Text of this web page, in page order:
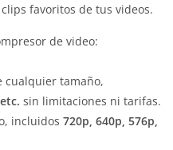
favoritos de tus videos.
de video:
cualquier tamaño,
sin limitaciones ni tarifas.
incluidos 720p, 640p, 576p,